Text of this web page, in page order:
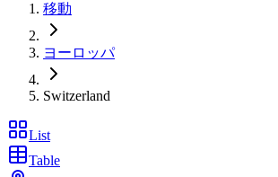
移動
ヨーロッパ
Switzerland
List
Table